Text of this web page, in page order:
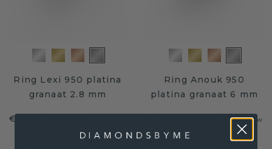
Ring Lexi 950 platina
granaat 2.8 mm
€ 540,-
Ring Anouk 950
platina granaat 6 mm
Excl. Tax & BTW
Gratis verzending en 30 dagen retourrecht